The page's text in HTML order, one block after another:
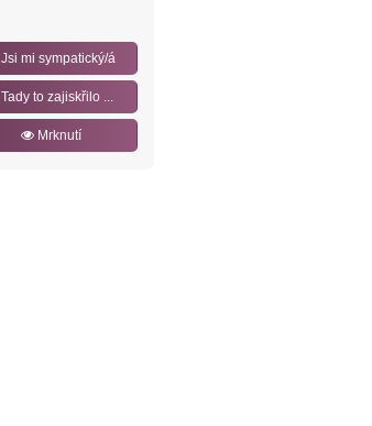
Jsi mi sympatický/á
Tady to zajiskřilo ...
Mrknutí